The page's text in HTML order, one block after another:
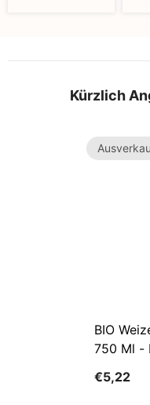
Kürzlich
BIO
750 Ml -
€5,22